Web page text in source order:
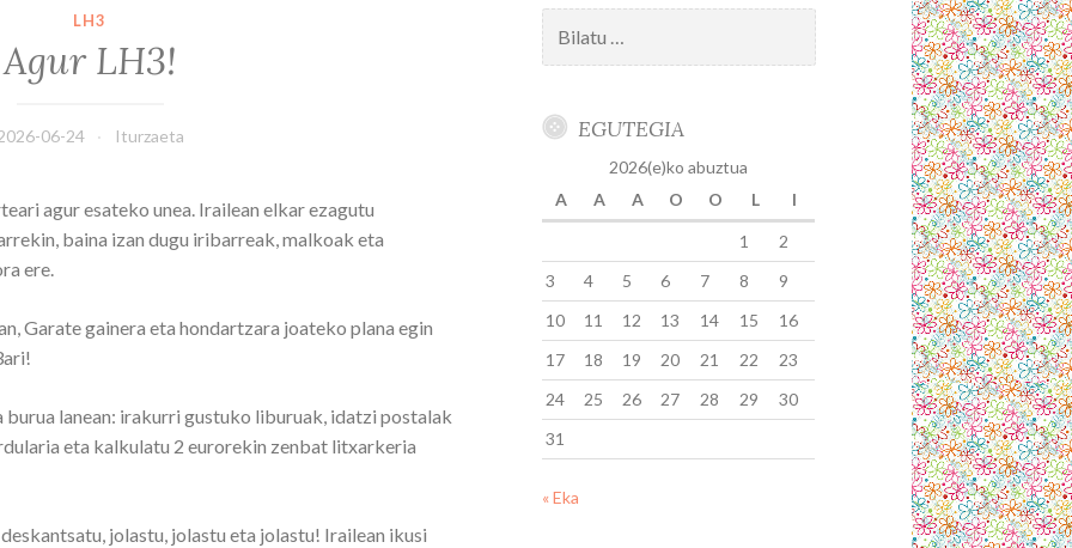
LH3
Agur LH3!
06-24 Iturzaeta
agur esateko unea. Irailean elkar ezagutu
baina izan dugu iribarreak, malkoak eta
ere.
Garate gainera eta hondartzara joateko plana egin
lanean: irakurri gustuko liburuak, idatzi postalak
eta kalkulatu 2 eurorekin zenbat litxarkeria
jolastu, jolastu eta jolastu! Irailean ikusi
EGUTEGIA
2026(e)ko abuztua
A
A A O O L I
1
2
3
4 5 6 7 8
9
10
11 12 13 14 15
16
17
18 19 20 21 22
23
24
25 26 27 28 29
30
31
« Eka